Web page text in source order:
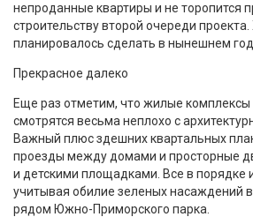
непроданные квартиры и не торопится
строительству второй очереди
планировалось сделать в нынешнем
Прекрасное далеко
Еще раз отметим, что жилые
смотрятся весьма неплохо с
Важный плюс здешних квартальных
проезды между домами и просторные
и детскими площадками. Все в порядке
учитывая обилие зеленых насаждений
рядом Южно-Приморского парка.